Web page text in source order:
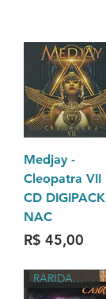
Medjay -
Cleopatra VII
CD DIGIPACK
NAC
Preço
R$ 45,00
RARIDADES